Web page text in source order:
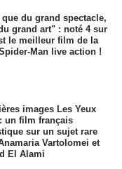
du grand spectacle,
grand art" : noté 4 sur
le meilleur film de la
Man live action !
images Les Yeux
un film français
sur un sujet rare
Vartolomei et
El Alami